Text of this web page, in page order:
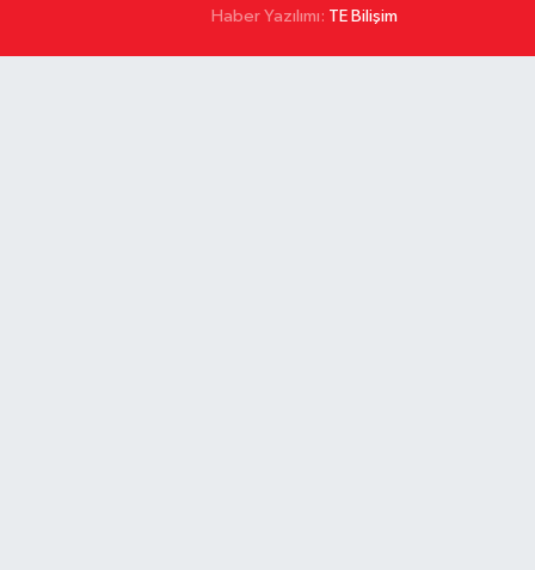
Haber Yazılımı: TE Bilişim